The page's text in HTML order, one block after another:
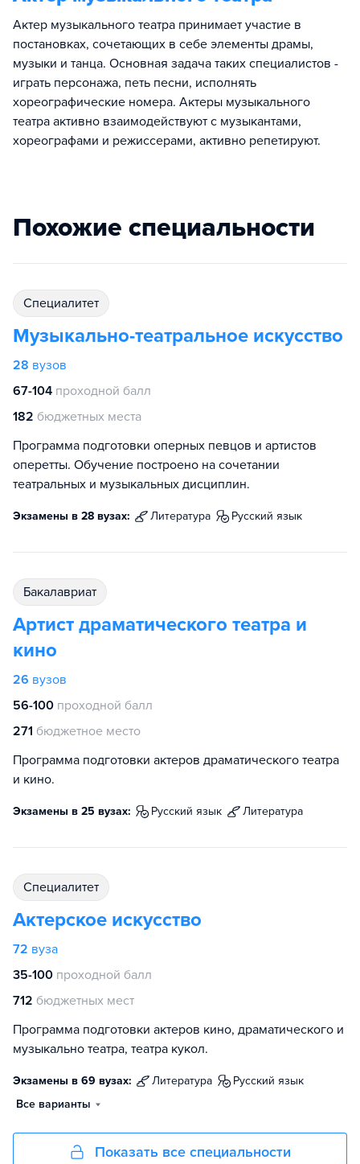
Актер музыкального театра принимает участие в
постановках, сочетающих в себе элементы драмы,
музыки и танца. Основная задача таких специалистов -
играть персонажа, петь песни, исполнять
хореографические номера. Актеры музыкального
театра активно взаимодействуют с музыкантами,
хореографами и режиссерами, активно репетируют.
Похожие специальности
специалитет
Музыкально-театральное искусство
28 вузов
67-104 проходной балл
182 бюджетных места
Программа подготовки оперных певцов и артистов
оперетты. Обучение построено на сочетании
театральных и музыкальных дисциплин.
Экзамены в 28 вузах: литература русский язык
бакалавриат
Артист драматического театра и
кино
26 вузов
56-100 проходной балл
271 бюджетное место
Программа подготовки актеров драматического театра
и кино.
Экзамены в 25 вузах: русский язык литература
специалитет
Актерское искусство
72 вуза
35-100 проходной балл
712 бюджетных мест
Программа подготовки актеров кино, драматического и
музыкально театра, театра кукол.
Экзамены в 69 вузах: литература
русский язык
Все варианты
Показать все специальности